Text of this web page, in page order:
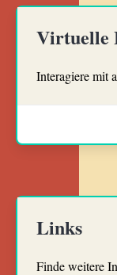
Virtuelle
Interagiere mit
Links
Finde weitere